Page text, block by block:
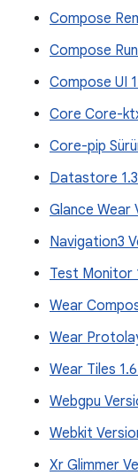
Compose
Compose
Compose UI
Core Core-
Core-pip
Datastore
Glance Wear
Navigation3
Test Monitor
Wear
Wear
Wear Tiles
Webgpu
Webkit
Xr Glimmer